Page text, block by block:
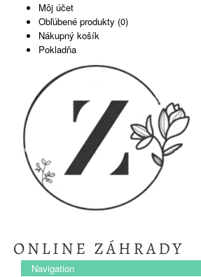
Môj účet
Obľúbené produkty (0)
Nákupný košík
Pokladňa
Navigation